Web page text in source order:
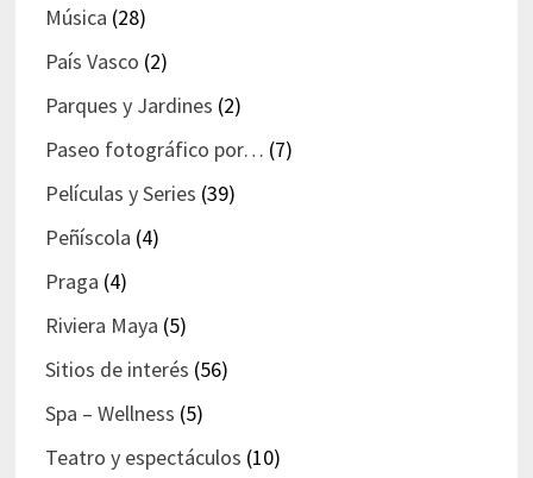
Música (28)
País Vasco (2)
Parques y Jardines (2)
Paseo fotográfico por… (7)
Películas y Series (39)
Peñíscola (4)
Praga (4)
Riviera Maya (5)
Sitios de interés (56)
Spa – Wellness (5)
Teatro y espectáculos (10)